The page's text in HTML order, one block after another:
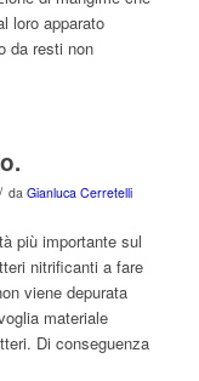
loro apparato
da resti non
/ da Gianluca Cerretelli
più importante sul
nitrificanti a fare
viene depurata
materiale
Di conseguenza